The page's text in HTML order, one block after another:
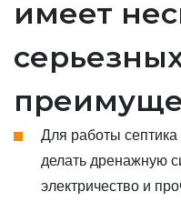
имеет
Для работы септика
делать дренажную
электричество и